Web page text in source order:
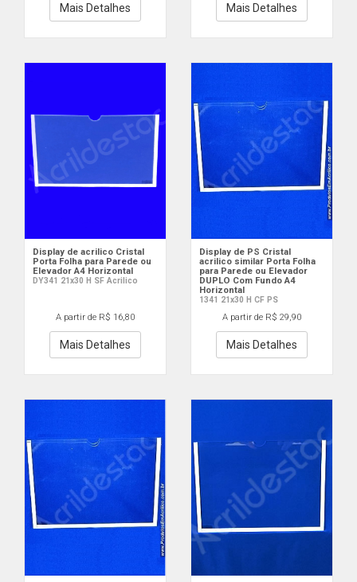
Mais Detalhes Mais Detalhes
Display de acrilico Cristal
Porta Folha para Parede ou
Elevador A4 Horizontal
DY341 21x30 H SF Acrilico
A partir de R$ 16,80
Mais Detalhes
Display de PS Cristal
acrilico similar Porta Folha
para Parede ou Elevador
DUPLO Com Fundo A4
Horizontal
1341 21x30 H CF PS
A partir de R$ 29,90
Mais Detalhes